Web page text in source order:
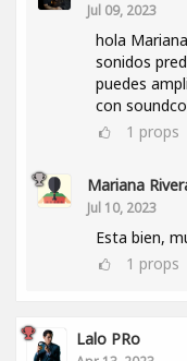
Jul 09, 2023
hola
sonidos
puedes
con
1 props
Mariana
Jul 10, 2023
Esta bien,
1 props
Lalo PRo